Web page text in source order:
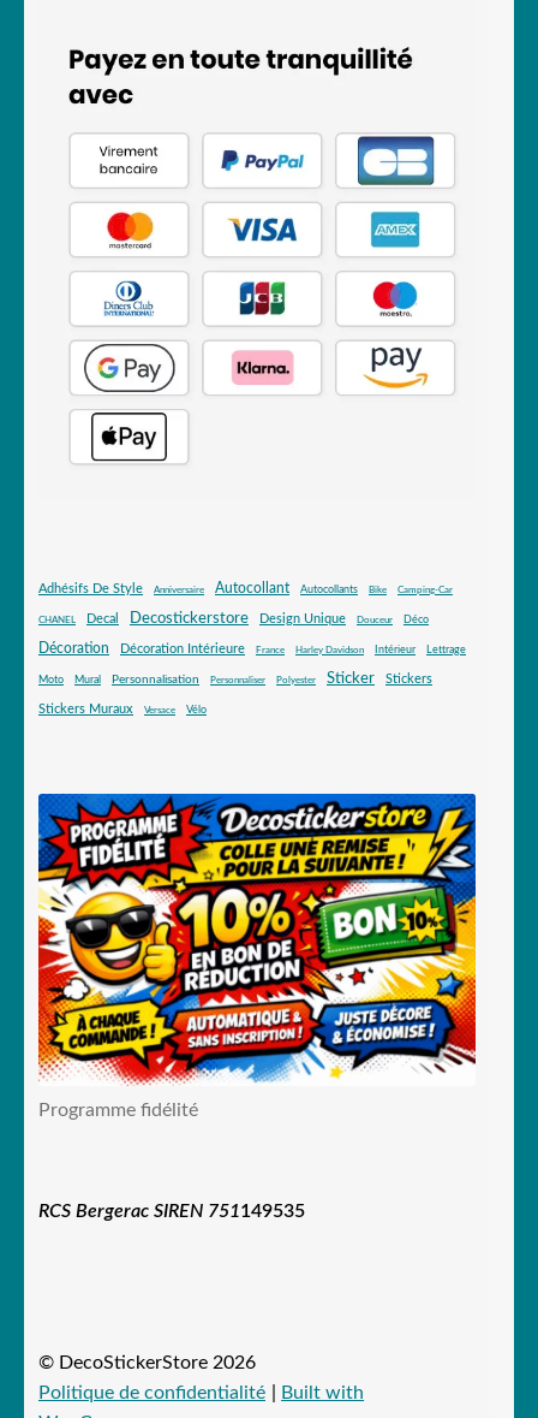
Adhésifs De Style Anniversaire Autocollant Autocollants Bike Camping-Car
CHANEL Decal Decostickerstore Design Unique Douceur Déco
Décoration Décoration Intérieure France Harley Davidson Intérieur Lettrage
Moto Mural Personnalisation Personnaliser Polyester Sticker Stickers
Stickers Muraux Versace Vélo
Programme fidélité
RCS Bergerac SIREN 751149535
© DecoStickerStore 2026
Politique de confidentialité
Built with